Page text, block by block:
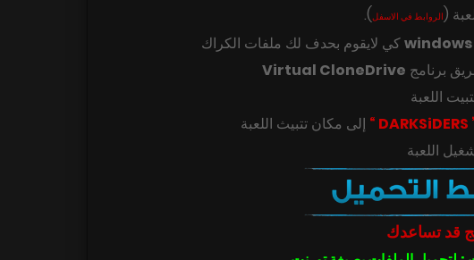
(الروابط في الاسفل)
.
كي لايقوم بحدف لك ملفات الكراك
برنامج Virtual CloneDrive
اللعبة
”
اللعبة
قد تساعدك